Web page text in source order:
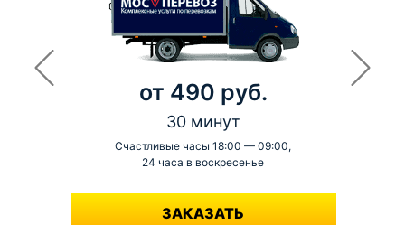
от 490 руб.
30 минут
Счастливые часы 18:00 — 09:00,
24 часа в воскресенье
-
ЗАКАЗАТЬ